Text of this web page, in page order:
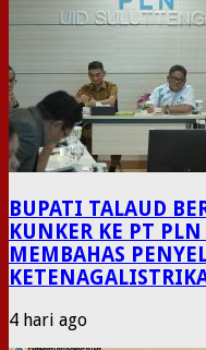
BUPATI TALAUD
KUNKER KE PT
MEMBAHAS
4 hari ago